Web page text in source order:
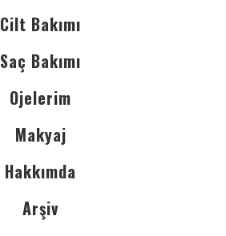
Cilt Bakımı
Saç Bakımı
Ojelerim
Makyaj
Hakkımda
Arşiv